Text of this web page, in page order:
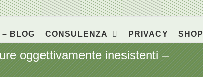
– BLOG CONSULENZA PRIVACY SHOP
oggettivamente inesistenti –